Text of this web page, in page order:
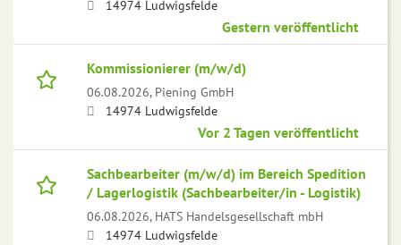
14974 Ludwigsfelde
Gestern veröffentlicht
Kommissionierer (m/w/d)
06.08.2026, Piening GmbH
14974 Ludwigsfelde
Vor 2 Tagen veröffentlicht
Sachbearbeiter (m/w/d) im Bereich Spedition
/ Lagerlogistik (Sachbearbeiter/in - Logistik)
06.08.2026, HATS Handelsgesellschaft mbH
14974 Ludwigsfelde